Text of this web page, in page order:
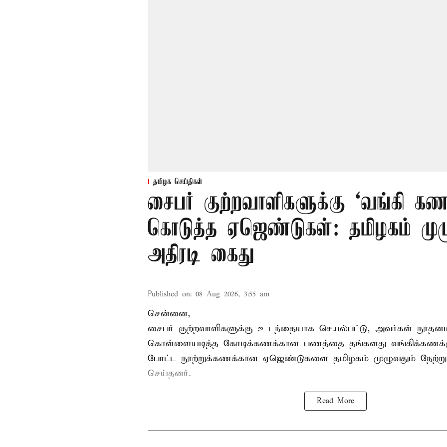
தமிழக செய்திகள்
சைபர் குற்றவாளிகளுக்கு ‘வங்கி
கொடுத்த ஏஜெண்டுகள்: தமிழகம்
அதிரடி கைது
Published on: 08 Aug 2026, 3:55 am
சென்னை,
சைபர் குற்றவாளிகளுக்கு உடந்தையாக செயல்பட்டு, அவர்கள்
கொள்ளையடித்த கோடிக்கணக்கான பணத்தை தங்களது
போட்ட நூற்றுக்கணக்கான ஏஜெண்டுகளை தமிழகம் முழுவதும்
செய்தனர்.
Read More